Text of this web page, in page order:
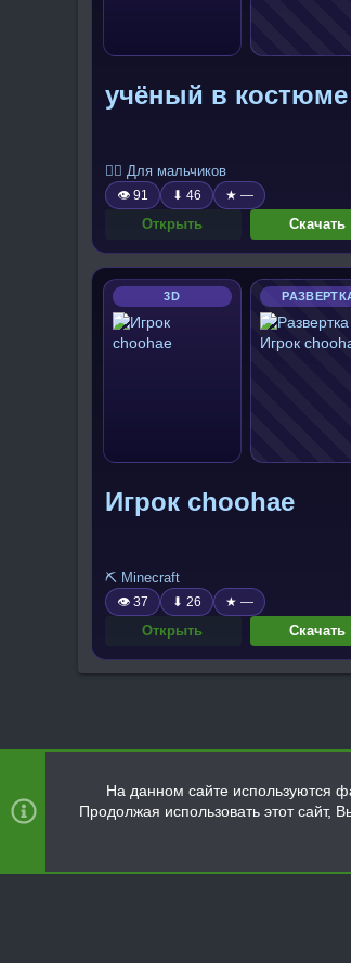
учёный в костюме
🧍‍♂️ Для мальчиков
👁 91 ⬇ 46 ★ —
Открыть Скачать
3D
Игрок choohae
⛏️ Minecraft
👁 37 ⬇ 26 ★ —
Открыть Скачать
На данном сайте используются
Продолжая использовать этот сайт,